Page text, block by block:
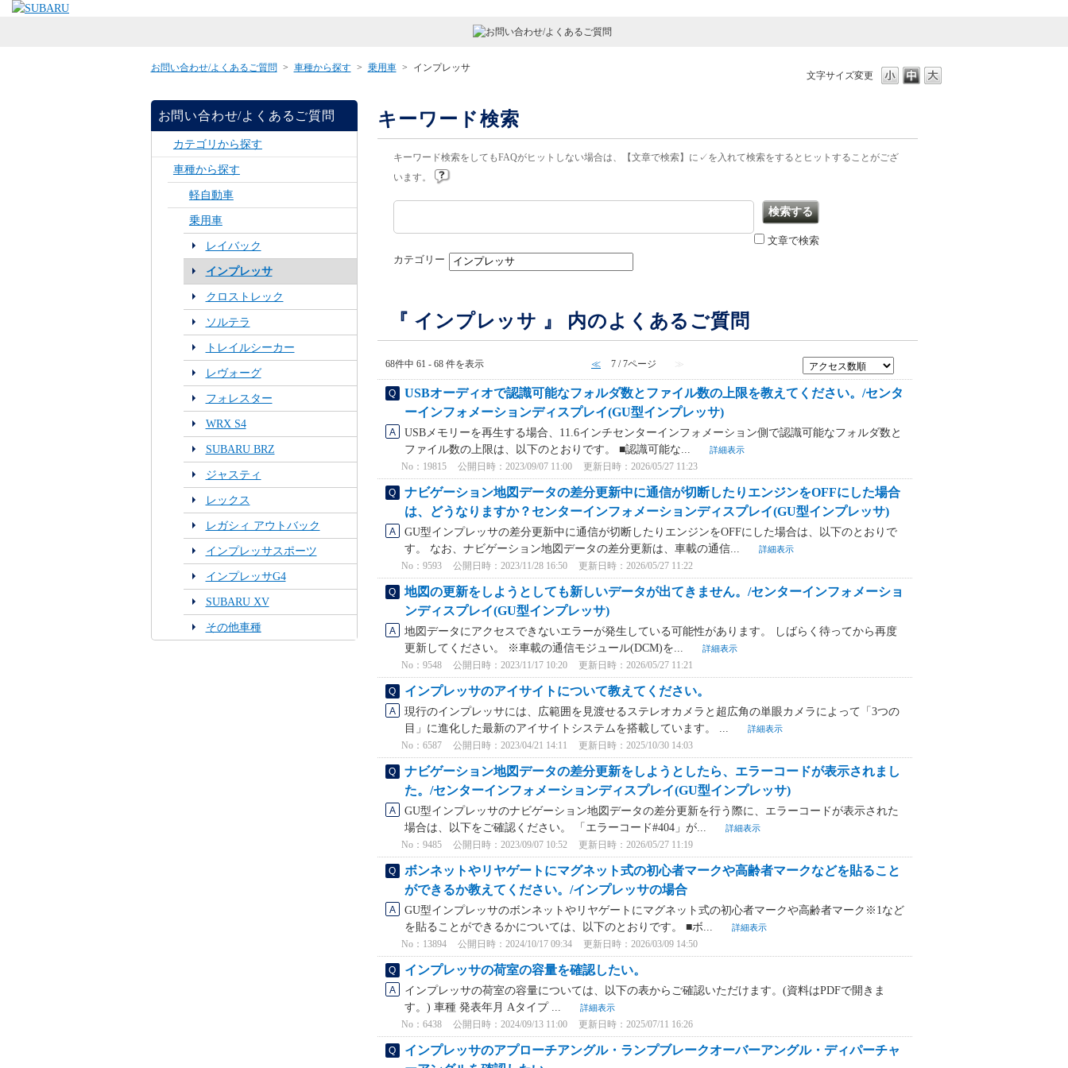
文字サイズ変更
お問い合わせ/よくあるご質問 > 車種から探す > 乗用車 > インプレッサ
お問い合わせ/よくあるご質問
カテゴリから探す
車種から探す
軽自動車
乗用車
レイバック
インプレッサ
クロストレック
ソルテラ
トレイルシーカー
レヴォーグ
フォレスター
WRX S4
SUBARU BRZ
ジャスティ
レックス
レガシィ アウトバック
インプレッサスポーツ
インプレッサG4
SUBARU XV
その他車種
キーワード検索
キーワード検索をしてもFAQがヒットしない場合は、【文章で検索】に✓を入れて検索をするとヒットすることがござ
います。
文章で検索
カテゴリー
『 インプレッサ 』 内のよくあるご質問
68件中 61 - 68 件を表示 ≪ 7 / 7ページ ≫
USBオーディオで認識可能なフォルダ数とファイル数の上限を教えてください。/センタ
ーインフォメーションディスプレイ(GU型インプレッサ)
USBメモリーを再生する場合、11.6インチセンターインフォメーション側で認識可能なフォルダ数と
ファイル数の上限は、以下のとおりです。 ■認識可能な...
詳細表示
No：19815 公開日時：2023/09/07 11:00 更新日時：2026/05/27 11:23
ナビゲーション地図データの差分更新中に通信が切断したりエンジンをOFFにした場合
は、どうなりますか？センターインフォメーションディスプレイ(GU型インプレッサ)
GU型インプレッサの差分更新中に通信が切断したりエンジンをOFFにした場合は、以下のとおりで
す。 なお、ナビゲーション地図データの差分更新は、車載の通信...
詳細表示
No：9593 公開日時：2023/11/28 16:50 更新日時：2026/05/27 11:22
地図の更新をしようとしても新しいデータが出てきません。/センターインフォメーショ
ンディスプレイ(GU型インプレッサ)
地図データにアクセスできないエラーが発生している可能性があります。 しばらく待ってから再度
更新してください。 ※車載の通信モジュール(DCM)を...
詳細表示
No：9548 公開日時：2023/11/17 10:20 更新日時：2026/05/27 11:21
インプレッサのアイサイトについて教えてください。
現行のインプレッサには、広範囲を見渡せるステレオカメラと超広角の単眼カメラによって「3つの
目」に進化した最新のアイサイトシステムを搭載しています。 ...
詳細表示
No：6587 公開日時：2023/04/21 14:11 更新日時：2025/10/30 14:03
ナビゲーション地図データの差分更新をしようとしたら、エラーコードが表示されまし
た。/センターインフォメーションディスプレイ(GU型インプレッサ)
GU型インプレッサのナビゲーション地図データの差分更新を行う際に、エラーコードが表示された
場合は、以下をご確認ください。 「エラーコード#404」が...
詳細表示
No：9485 公開日時：2023/09/07 10:52 更新日時：2026/05/27 11:19
ボンネットやリヤゲートにマグネット式の初心者マークや高齢者マークなどを貼ること
ができるか教えてください。/インプレッサの場合
GU型インプレッサのボンネットやリヤゲートにマグネット式の初心者マークや高齢者マーク※1など
を貼ることができるかについては、以下のとおりです。 ■ボ...
詳細表示
No：13894 公開日時：2024/10/17 09:34 更新日時：2026/03/09 14:50
インプレッサの荷室の容量を確認したい。
インプレッサの荷室の容量については、以下の表からご確認いただけます。(資料はPDFで開きま
す。) 車種 発表年月 Aタイプ ...
詳細表示
No：6438 公開日時：2024/09/13 11:00 更新日時：2025/07/11 16:26
インプレッサのアプローチアングル・ランプブレークオーバーアングル・ディパーチャ